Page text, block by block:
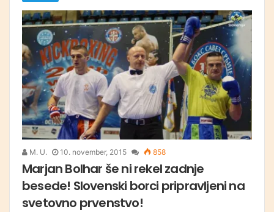
M. U. 10. november, 2015 858
Marjan Bolhar še ni rekel zadnje
besede! Slovenski borci pripravljeni na
svetovno prvenstvo!